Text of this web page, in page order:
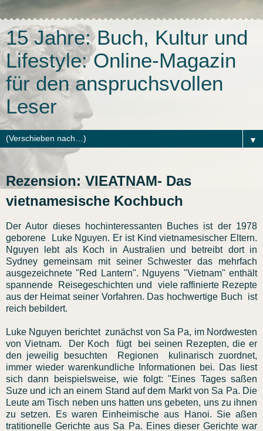
15 Jahre: Buch, Kultur und
Lifestyle: Online-Magazin
für den anspruchsvollen
Leser
▼
Rezension: VIEATNAM- Das
vietnamesische Kochbuch
Der Autor dieses hochinteressanten Buches ist der 1978
geborene Luke Nguyen. Er ist Kind vietnamesischer Eltern.
Nguyen lebt als Koch in Australien und betreibt dort in
Sydney gemeinsam mit seiner Schwester das mehrfach
ausgezeichnete "Red Lantern". Nguyens "Vietnam" enthält
spannende Reisegeschichten und viele raffinierte Rezepte
aus der Heimat seiner Vorfahren. Das hochwertige Buch ist
reich bebildert.
Luke Nguyen berichtet zunächst von Sa Pa, im Nordwesten
von Vietnam. Der Koch fügt bei seinen Rezepten, die er
den jeweilig besuchten Regionen kulinarisch zuordnet,
immer wieder warenkundliche Informationen bei. Das liest
sich dann beispielsweise, wie folgt: "Eines Tages saßen
Suze und ich an einem Stand auf dem Markt von Sa Pa. Die
Leute am Tisch neben uns hatten uns gebeten, uns zu ihnen
zu setzen. Es waren Einheimische aus Hanoi. Sie aßen
tratitionelle Gerichte aus Sa Pa. Eines dieser Gerichte war